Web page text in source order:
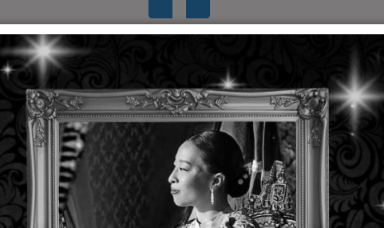
OMRON Products
Automation Omron Authorized Engineering Distributor